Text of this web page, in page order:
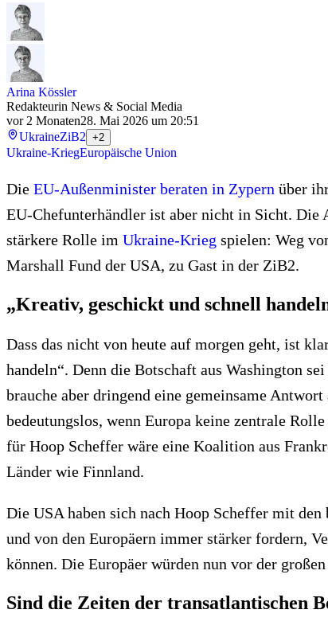
Arina Kössler
Redakteurin News & Social Media
vor 2 Monaten28. Mai 2026 um 20:51
UkraineZiB2 +2
Ukraine-KriegEuropäische Union
Die EU-Außenminister beraten in Zypern über
EU-Chefunterhändler ist aber nicht in Sicht. Die
stärkere Rolle im Ukraine-Krieg spielen: Weg
Marshall Fund der USA, zu Gast in der ZiB2.
„Kreativ, geschickt und schnell
Dass das nicht von heute auf morgen geht, ist
handeln“. Denn die Botschaft aus Washington
brauche aber dringend eine gemeinsame
bedeutungslos, wenn Europa keine zentrale
für Hoop Scheffer wäre eine Koalition aus
Länder wie Finnland.
Die USA haben sich nach Hoop Scheffer mit
und von den Europäern immer stärker fordern,
können. Die Europäer würden nun vor der
Sind die Zeiten der transatlantischen